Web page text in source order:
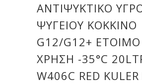
ΑΝΤΙΨΥΚΤΙΚΟ
ΨΥΓΕΙΟΥ ΚΟΚΚΙΝΟ
G12/G12+
ΧΡΗΣΗ -35°C
W406C RED